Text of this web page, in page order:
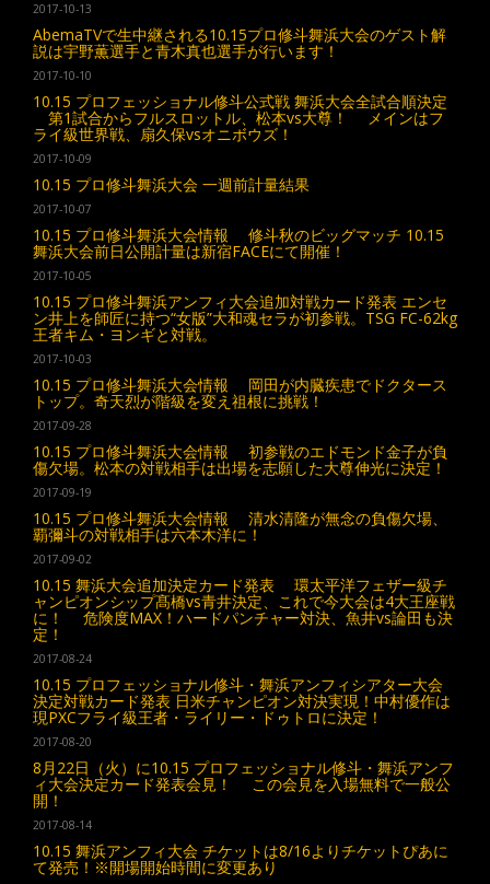
2017-10-13
AbemaTVで生中継される10.15プロ修斗舞浜大会のゲスト解
説は宇野薫選手と青木真也選手が行います！
2017-10-10
10.15 プロフェッショナル修斗公式戦 舞浜大会全試合順決定
第1試合からフルスロットル、松本vs大尊！ メインはフ
ライ級世界戦、扇久保vsオニボウズ！
2017-10-09
10.15 プロ修斗舞浜大会 一週前計量結果
2017-10-07
10.15 プロ修斗舞浜大会情報 修斗秋のビッグマッチ 10.15
舞浜大会前日公開計量は新宿FACEにて開催！
2017-10-05
10.15 プロ修斗舞浜アンフィ大会追加対戦カード発表 エンセ
ン井上を師匠に持つ“女版”大和魂セラが初参戦。TSG FC-62kg
王者キム・ヨンギと対戦。
2017-10-03
10.15 プロ修斗舞浜大会情報 岡田が内臓疾患でドクタース
トップ。奇天烈が階級を変え祖根に挑戦！
2017-09-28
10.15 プロ修斗舞浜大会情報 初参戦のエドモンド金子が負
傷欠場。松本の対戦相手は出場を志願した大尊伸光に決定！
2017-09-19
10.15 プロ修斗舞浜大会情報 清水清隆が無念の負傷欠場、
覇彌斗の対戦相手は六本木洋に！
2017-09-02
10.15 舞浜大会追加決定カード発表 環太平洋フェザー級チ
ャンピオンシップ髙橋vs青井決定、これで今大会は4大王座戦
に！ 危険度MAX！ハードパンチャー対決、魚井vs論田も決
定！
2017-08-24
10.15 プロフェッショナル修斗・舞浜アンフィシアター大会
決定対戦カード発表 日米チャンピオン対決実現！中村優作は
現PXCフライ級王者・ライリー・ドゥトロに決定！
2017-08-20
8月22日（火）に10.15 プロフェッショナル修斗・舞浜アンフ
ィ大会決定カード発表会見！ この会見を入場無料で一般公
開！
2017-08-14
10.15 舞浜アンフィ大会 チケットは8/16よりチケットぴあに
て発売！※開場開始時間に変更あり